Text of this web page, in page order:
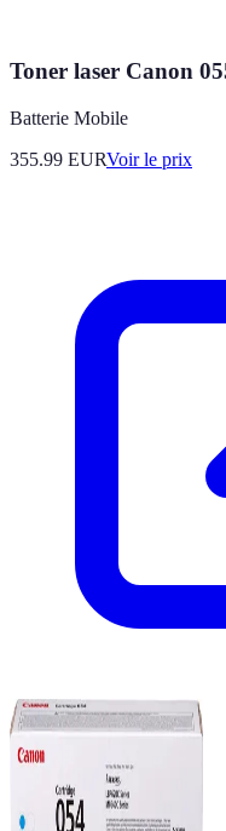
Toner laser Canon
Batterie Mobile
355.99 EURVoir le prix